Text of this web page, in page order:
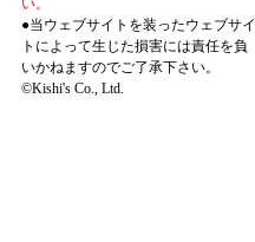
い。
●当ウェブサイトを装ったウェブサイ
トによって生じた損害には責任を負
いかねますのでご了承下さい。
©Kishi's Co., Ltd.